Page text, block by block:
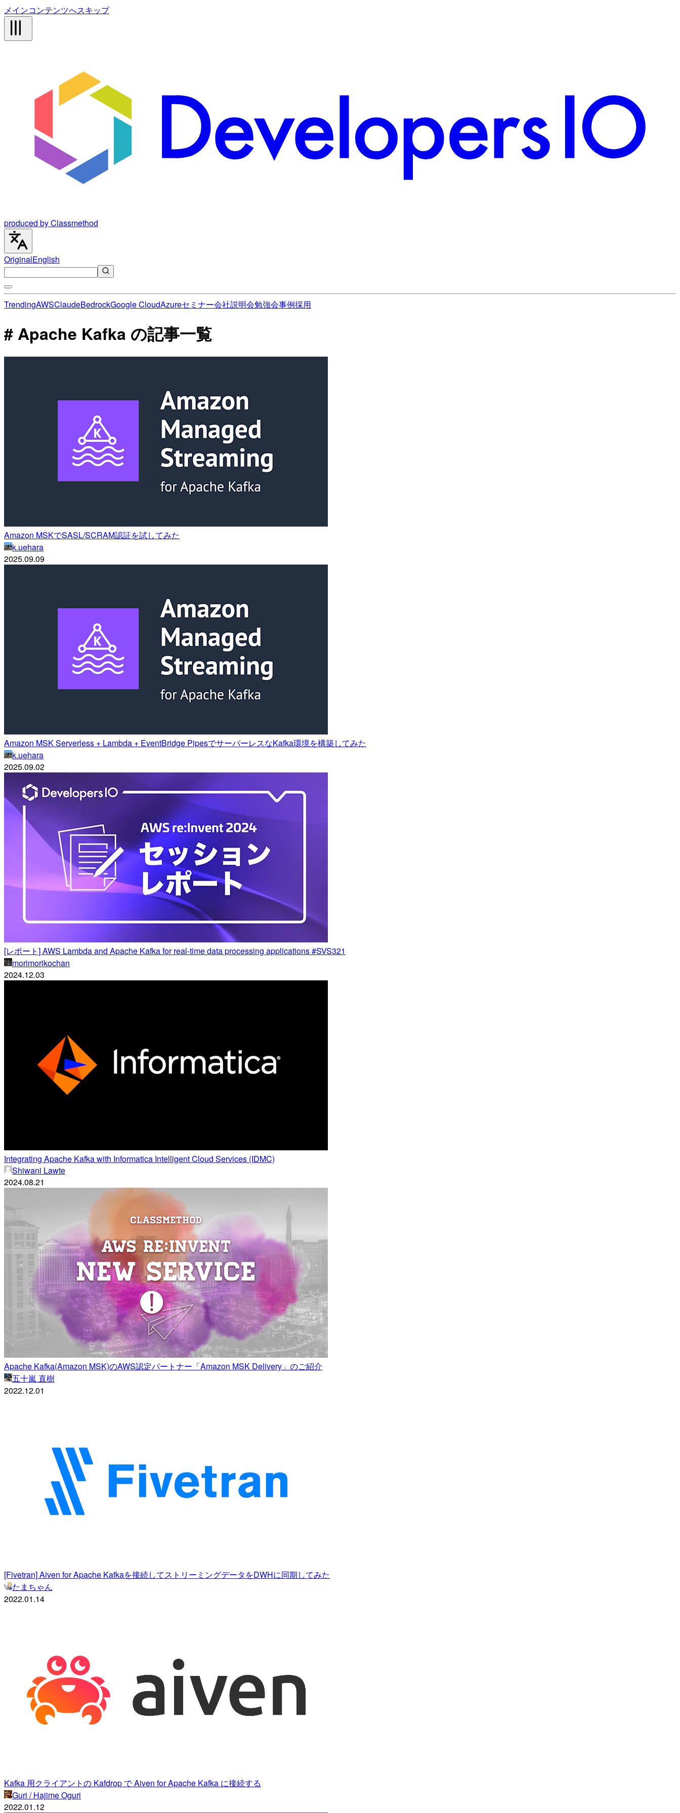
メインコンテンツへスキップ
produced by Classmethod
OriginalEnglish
TrendingAWSClaudeBedrockGoogle CloudAzureセミナー会社説明会勉強会事例採用
# Apache Kafka の記事一覧
Amazon MSKでSASL/SCRAM認証を試してみた
k.uehara
2025.09.09
Amazon MSK Serverless + Lambda + EventBridge PipesでサーバーレスなKafka環境を構築してみた
k.uehara
2025.09.02
[レポート] AWS Lambda and Apache Kafka for real-time data processing applications #SVS321
morimorikochan
2024.12.03
Integrating Apache Kafka with Informatica Intelligent Cloud Services (IDMC)
Shiwani Lawte
2024.08.21
Apache Kafka(Amazon MSK)のAWS認定パートナー「Amazon MSK Delivery」のご紹介
五十嵐 直樹
2022.12.01
[Fivetran] Aiven for Apache Kafkaを接続してストリーミングデータをDWHに同期してみた
たまちゃん
2022.01.14
Kafka 用クライアントの Kafdrop で Aiven for Apache Kafka に接続する
Guri / Hajime Oguri
2022.01.12